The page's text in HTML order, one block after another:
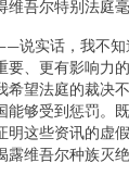
吾尔特别法庭毫
说实话，我不
要、更有影响力
希望法庭的裁决
能够受到惩罚。
明这些资讯的虚
露维吾尔种族灭